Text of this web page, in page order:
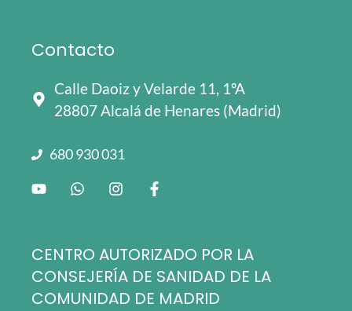
Contacto
Calle Daoiz y Velarde 11, 1ºA
28807 Alcalá de Henares (Madrid)
680 930 031
CENTRO AUTORIZADO POR LA
CONSEJERÍA DE SANIDAD DE LA
COMUNIDAD DE MADRID